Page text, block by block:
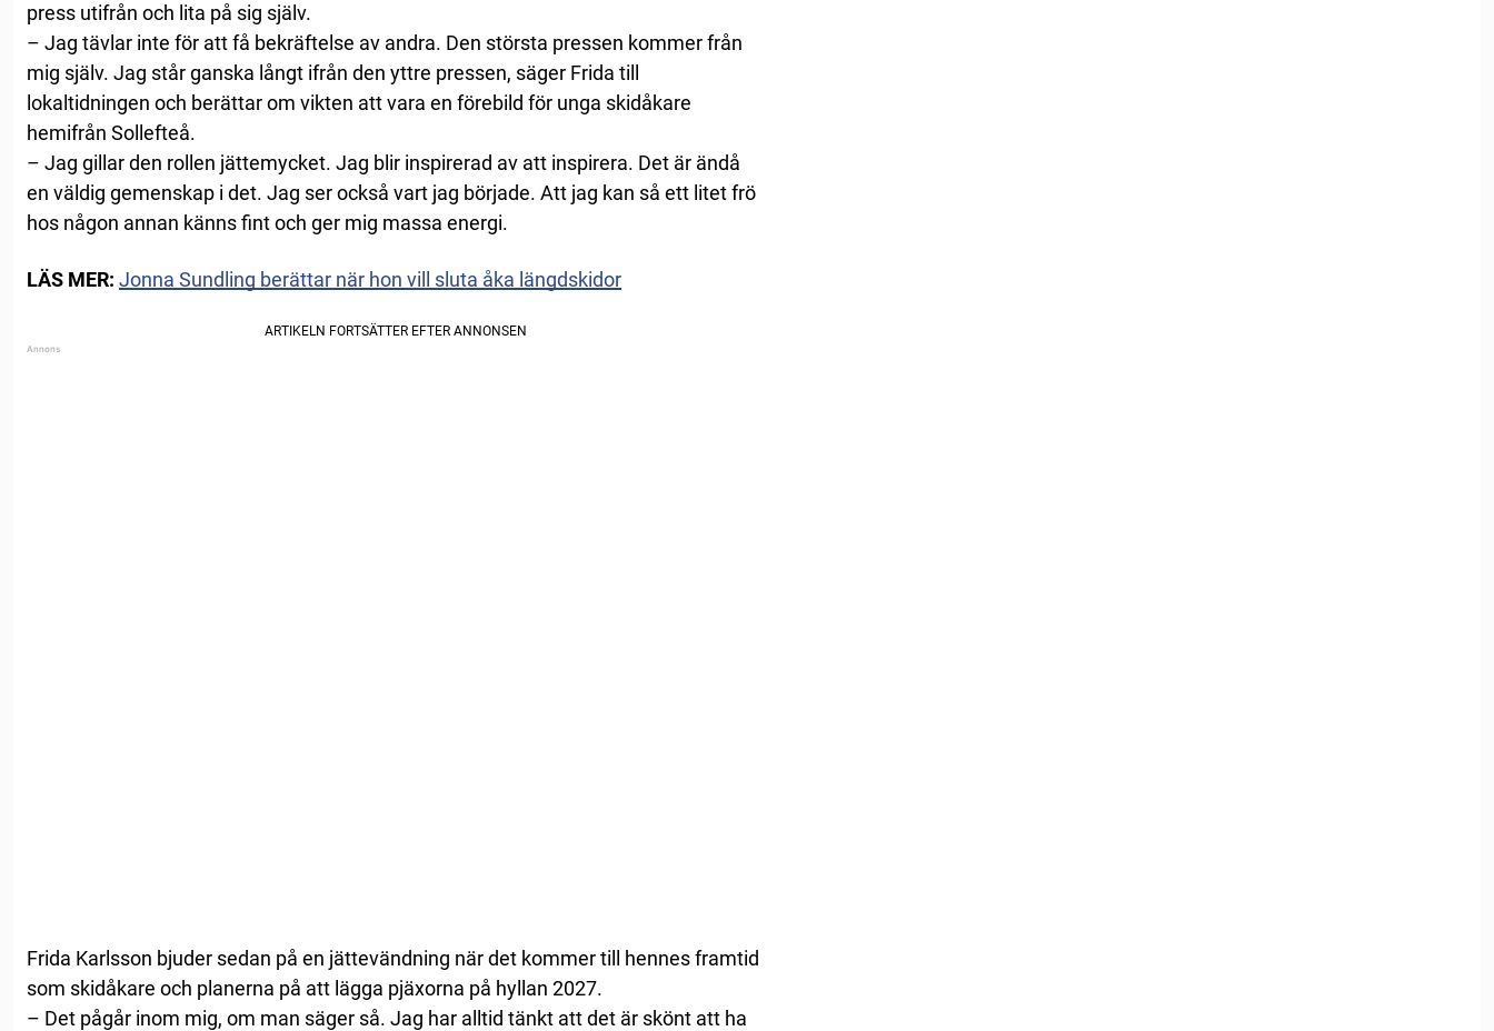
press utifrån och lita på sig själv.
– Jag tävlar inte för att få bekräftelse av andra. Den största pressen kommer från
mig själv. Jag står ganska långt ifrån den yttre pressen, säger Frida till
lokaltidningen och berättar om vikten att vara en förebild för unga skidåkare
hemifrån Sollefteå.
– Jag gillar den rollen jättemycket. Jag blir inspirerad av att inspirera. Det är ändå
en väldig gemenskap i det. Jag ser också vart jag började. Att jag kan så ett litet frö
hos någon annan känns fint och ger mig massa energi.
LÄS MER: Jonna Sundling berättar när hon vill sluta åka längdskidor
Frida Karlsson bjuder sedan på en jättevändning när det kommer till hennes framtid
som skidåkare och planerna på att lägga pjäxorna på hyllan 2027.
– Det pågår inom mig, om man säger så. Jag har alltid tänkt att det är skönt att ha